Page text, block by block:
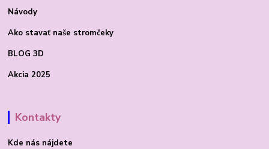
Návody
Ako stavať naše stromčeky
BLOG 3D
Akcia 2025
Kontakty
Kde nás nájdete